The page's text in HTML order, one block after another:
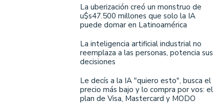
La uberización creó un monstruo de
u$s47.500 millones que solo la IA
puede domar en Latinoamérica
La inteligencia artificial industrial no
reemplaza a las personas, potencia sus
decisiones
Le decís a la IA "quiero esto", busca el
precio más bajo y lo compra por vos: el
plan de Visa, Mastercard y MODO